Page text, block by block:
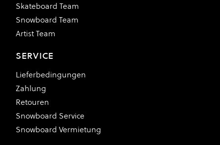
Skateboard Team
Snowboard Team
Artist Team
SERVICE
Lieferbedingungen
Zahlung
Retouren
Snowboard Service
Snowboard Vermietung